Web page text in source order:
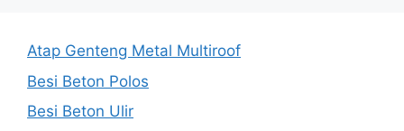
Atap Genteng Metal Multiroof
Besi Beton Polos
Besi Beton Ulir